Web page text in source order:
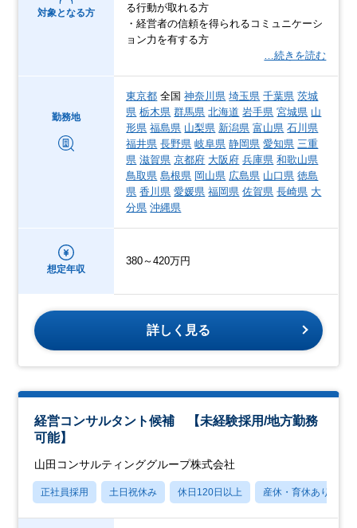
対象となる方
る行動が取れる方
・経営者の信頼を得られるコミュニケーシ
ョン力を有する方
…続きを読む
勤務地
東京都 全国神奈川県 埼玉県 千葉県 茨城
県 栃木県 群馬県 北海道 岩手県 宮城県 山
形県 福島県 山梨県 新潟県 富山県 石川県
福井県 長野県 岐阜県 静岡県 愛知県 三重
県 滋賀県 京都府 大阪府 兵庫県 和歌山県
鳥取県 島根県 岡山県 広島県 山口県 徳島
県 香川県 愛媛県 福岡県 佐賀県 長崎県 大
分県 沖縄県
想定年収
380～420万円
詳しく見る
経営コンサルタント候補 【未経験採用/地方勤務
可能】
山田コンサルティンググループ株式会社
正社員採用 土日祝休み 休日120日以上 産休・育休あり